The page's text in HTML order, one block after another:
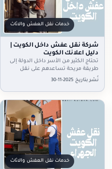
خدمات نقل العفش والاثاث
شركة نقل عفش داخل الكويت |
دليل اعلانك الكويت
تحتاج الكثير من الأسر داخل الدولة إلى
طريقة مريحة تساعدهم على نقل
الأثاث من منزل لآخر دون خسائر أو
نُشر بتاريخ 2025-11-30
خدمات نقل العفش والاثاث